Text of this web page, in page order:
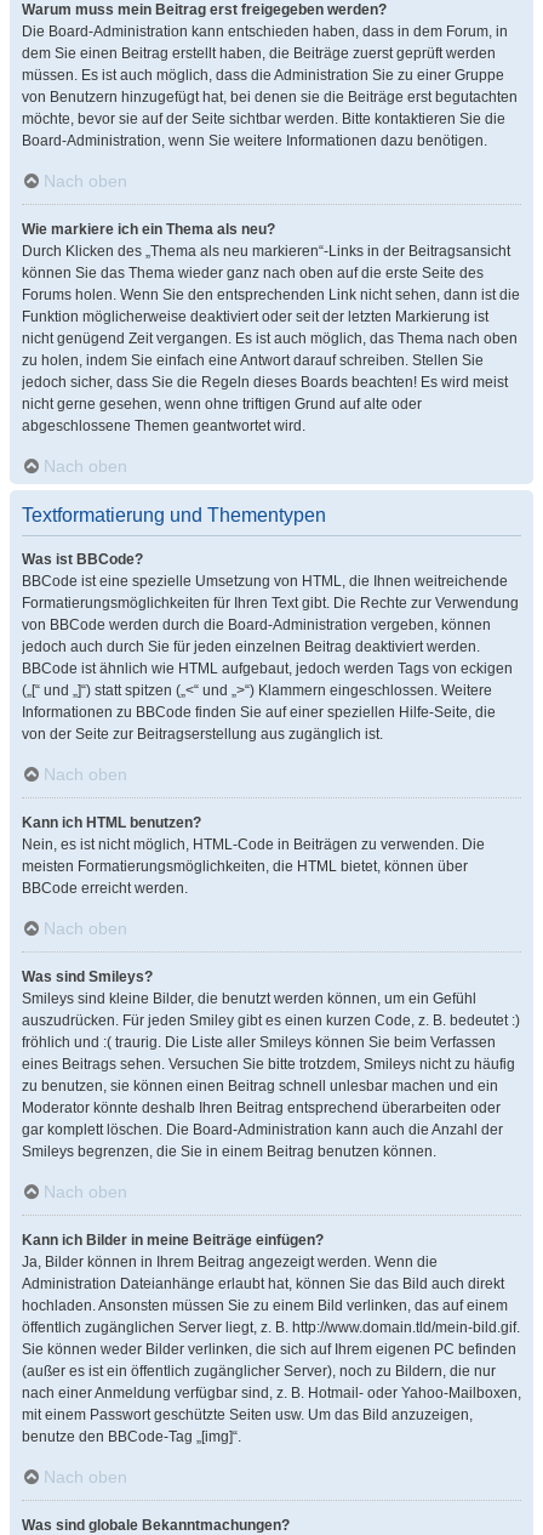
Warum muss mein Beitrag erst freigegeben werden?
Die Board-Administration kann entschieden haben, dass in dem Forum, in
dem Sie einen Beitrag erstellt haben, die Beiträge zuerst geprüft werden
müssen. Es ist auch möglich, dass die Administration Sie zu einer Gruppe
von Benutzern hinzugefügt hat, bei denen sie die Beiträge erst begutachten
möchte, bevor sie auf der Seite sichtbar werden. Bitte kontaktieren Sie die
Board-Administration, wenn Sie weitere Informationen dazu benötigen.
Nach oben
Wie markiere ich ein Thema als neu?
Durch Klicken des „Thema als neu markieren“-Links in der Beitragsansicht
können Sie das Thema wieder ganz nach oben auf die erste Seite des
Forums holen. Wenn Sie den entsprechenden Link nicht sehen, dann ist die
Funktion möglicherweise deaktiviert oder seit der letzten Markierung ist
nicht genügend Zeit vergangen. Es ist auch möglich, das Thema nach oben
zu holen, indem Sie einfach eine Antwort darauf schreiben. Stellen Sie
jedoch sicher, dass Sie die Regeln dieses Boards beachten! Es wird meist
nicht gerne gesehen, wenn ohne triftigen Grund auf alte oder
abgeschlossene Themen geantwortet wird.
Nach oben
Textformatierung und Thementypen
Was ist BBCode?
BBCode ist eine spezielle Umsetzung von HTML, die Ihnen weitreichende
Formatierungsmöglichkeiten für Ihren Text gibt. Die Rechte zur Verwendung
von BBCode werden durch die Board-Administration vergeben, können
jedoch auch durch Sie für jeden einzelnen Beitrag deaktiviert werden.
BBCode ist ähnlich wie HTML aufgebaut, jedoch werden Tags von eckigen
(„[“ und „]“) statt spitzen („<“ und „>“) Klammern eingeschlossen. Weitere
Informationen zu BBCode finden Sie auf einer speziellen Hilfe-Seite, die
von der Seite zur Beitragserstellung aus zugänglich ist.
Nach oben
Kann ich HTML benutzen?
Nein, es ist nicht möglich, HTML-Code in Beiträgen zu verwenden. Die
meisten Formatierungsmöglichkeiten, die HTML bietet, können über
BBCode erreicht werden.
Nach oben
Was sind Smileys?
Smileys sind kleine Bilder, die benutzt werden können, um ein Gefühl
auszudrücken. Für jeden Smiley gibt es einen kurzen Code, z. B. bedeutet :)
fröhlich und :( traurig. Die Liste aller Smileys können Sie beim Verfassen
eines Beitrags sehen. Versuchen Sie bitte trotzdem, Smileys nicht zu häufig
zu benutzen, sie können einen Beitrag schnell unlesbar machen und ein
Moderator könnte deshalb Ihren Beitrag entsprechend überarbeiten oder
gar komplett löschen. Die Board-Administration kann auch die Anzahl der
Smileys begrenzen, die Sie in einem Beitrag benutzen können.
Nach oben
Kann ich Bilder in meine Beiträge einfügen?
Ja, Bilder können in Ihrem Beitrag angezeigt werden. Wenn die
Administration Dateianhänge erlaubt hat, können Sie das Bild auch direkt
hochladen. Ansonsten müssen Sie zu einem Bild verlinken, das auf einem
öffentlich zugänglichen Server liegt, z. B. http://www.domain.tld/mein-bild.gif.
Sie können weder Bilder verlinken, die sich auf Ihrem eigenen PC befinden
(außer es ist ein öffentlich zugänglicher Server), noch zu Bildern, die nur
nach einer Anmeldung verfügbar sind, z. B. Hotmail- oder Yahoo-Mailboxen,
mit einem Passwort geschützte Seiten usw. Um das Bild anzuzeigen,
benutze den BBCode-Tag „[img]“.
Nach oben
Was sind globale Bekanntmachungen?